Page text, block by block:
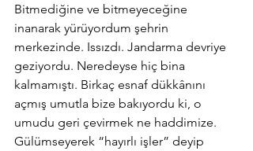
Bitmediğine ve bitmeyeceğine
inanarak yürüyordum şehrin
merkezinde. Issızdı. Jandarma devriye
geziyordu. Neredeyse hiç bina
kalmamıştı. Birkaç esnaf dükkânını
açmış umutla bize bakıyordu ki, o
umudu geri çevirmek ne haddimize.
Gülümseyerek “hayırlı işler” deyip